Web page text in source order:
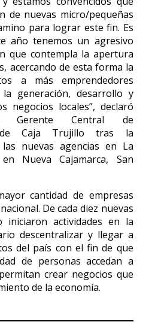
de nuevas micro/pequeñas
para lograr este fin. Es
año tenemos un agresivo
que contempla la apertura
acercando de esta forma la
a más emprendedores
generación, desarrollo y
negocios locales”, declaró
Gerente Central de
de Caja Trujillo tras la
nuevas agencias en La
Nueva Cajamarca, San
cantidad de empresas
De cada diez nuevas
iniciaron actividades en la
descentralizar y llegar a
del país con el fin de que
de personas accedan a
crear negocios que
de la economía.